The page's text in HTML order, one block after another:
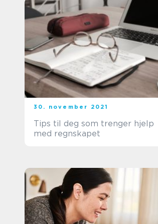
30. november 2021
Tips til deg som trenger hjelp
med regnskapet